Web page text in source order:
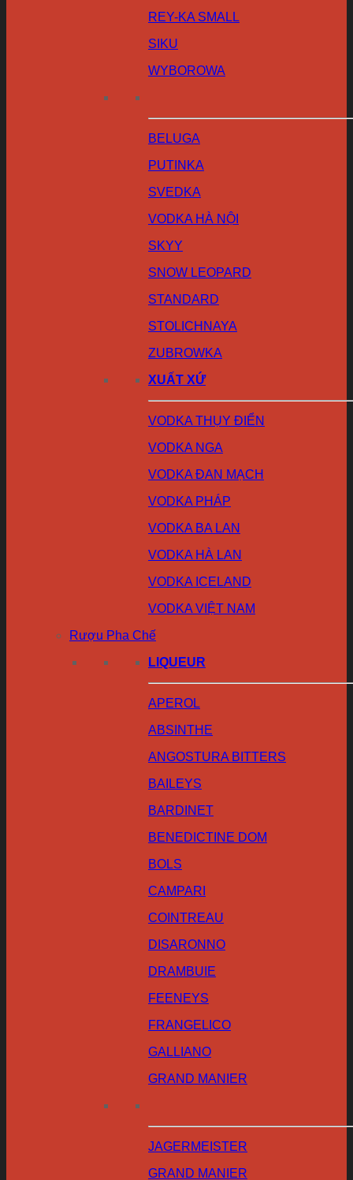
REY-KA SMALL
SIKU
WYBOROWA
BELUGA
PUTINKA
SVEDKA
VODKA HÀ NỘI
SKYY
SNOW LEOPARD
STANDARD
STOLICHNAYA
ZUBROWKA
XUẤT XỨ
VODKA THỤY ĐIỂN
VODKA NGA
VODKA ĐAN MẠCH
VODKA PHÁP
VODKA BA LAN
VODKA HÀ LAN
VODKA ICELAND
VODKA VIỆT NAM
Rượu Pha Chế
LIQUEUR
APEROL
ABSINTHE
ANGOSTURA BITTERS
BAILEYS
BARDINET
BENEDICTINE DOM
BOLS
CAMPARI
COINTREAU
DISARONNO
DRAMBUIE
FEENEYS
FRANGELICO
GALLIANO
GRAND MANIER
JAGERMEISTER
GRAND MANIER